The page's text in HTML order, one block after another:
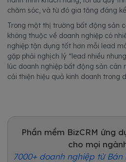
chăm sóc, và từ đó gia tăng đáng
Trong một thị trường bất động sản
không thuộc về doanh nghiệp có
nghiệp tận dụng tốt hơn mỗi lead
gặp phải nghịch lý “lead nhiều
lúc doanh nghiệp bất động sản cân
cải thiện hiệu quả kinh doanh trong
Phần mềm BizCRM ứng
cho mọi
7000+ doanh nghiệp từ